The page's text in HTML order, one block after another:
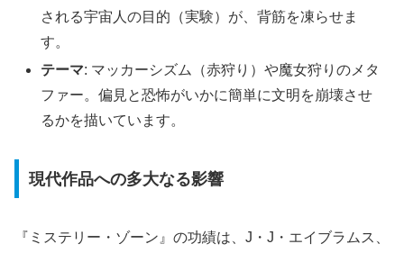
される宇宙人の目的（実験）が、背筋を凍らせま
す。
テーマ: マッカーシズム（赤狩り）や魔女狩りのメタ
ファー。偏見と恐怖がいかに簡単に文明を崩壊させ
るかを描いています。
現代作品への多大なる影響
『ミステリー・ゾーン』の功績は、J・J・エイブラムス、